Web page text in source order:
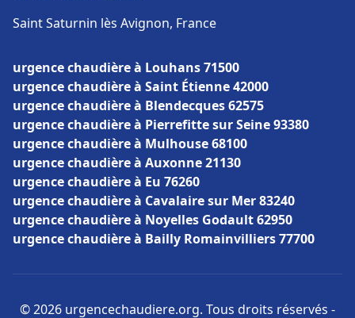
Saint Saturnin lès Avignon, France
urgence chaudière à Louhans 71500
urgence chaudière à Saint Étienne 42000
urgence chaudière à Blendecques 62575
urgence chaudière à Pierrefitte sur Seine 93380
urgence chaudière à Mulhouse 68100
urgence chaudière à Auxonne 21130
urgence chaudière à Eu 76260
urgence chaudière à Cavalaire sur Mer 83240
urgence chaudière à Noyelles Godault 62950
urgence chaudière à Bailly Romainvilliers 77700
© 2026 urgencechaudiere.org. Tous droits réservés -